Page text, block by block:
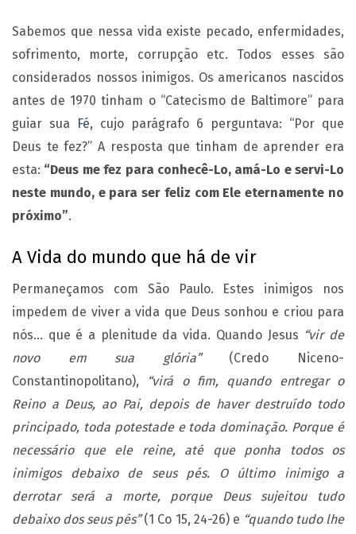
Sabemos que nessa vida existe pecado, enfermidades,
sofrimento, morte, corrupção etc. Todos esses são
considerados nossos inimigos. Os americanos nascidos
antes de 1970 tinham o “Catecismo de Baltimore” para
guiar sua
Fé, cujo parágrafo 6 perguntava: “Por que
Deus te fez?” A resposta que tinham de aprender era
esta: “Deus me fez para conhecê-Lo, amá-Lo e servi-Lo
neste mundo, e para ser feliz com Ele eternamente no
próximo”.
A Vida do mundo que há de vir
Permaneçamos com São Paulo. Estes inimigos nos
impedem de viver a vida que Deus sonhou e criou para
nós… que é a plenitude da vida. Quando Jesus “vir de
novo em sua glória” (Credo Niceno-
Constantinopolitano),
“virá o fim, quando entregar o
Reino a Deus, ao Pai, depois de haver destruído todo
principado, toda potestade e toda dominação. Porque é
necessário que ele reine, até que ponha todos os
inimigos debaixo de seus pés. O último inimigo a
derrotar será a morte, porque Deus sujeitou tudo
debaixo dos seus pés”(1 Co 15, 24-26) e “quando tudo lhe